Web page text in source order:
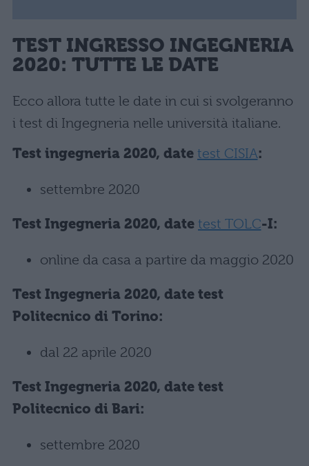
TEST INGRESSO INGEGNERIA
2020: TUTTE LE DATE
Ecco allora tutte le date in cui si svolgeranno
i test di Ingegneria nelle università italiane.
Test ingegneria 2020, date test CISIA:
settembre 2020
Test Ingegneria 2020, date test TOLC-I:
online da casa a partire da maggio 2020
Test Ingegneria 2020, date test
Politecnico di Torino:
dal 22 aprile 2020
Test Ingegneria 2020, date test
Politecnico di Bari:
settembre 2020